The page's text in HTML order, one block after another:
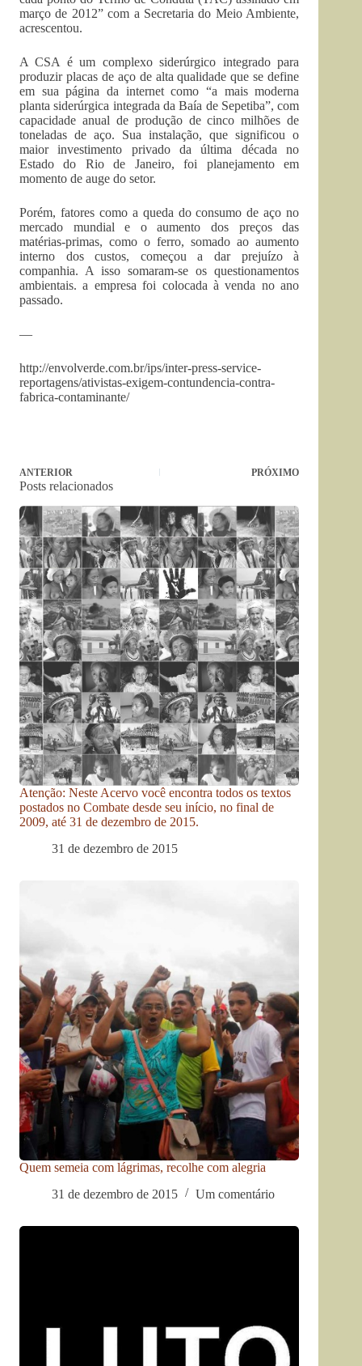
março de 2012” com a Secretaria do Meio Ambiente,
acrescentou.
A CSA é um complexo siderúrgico integrado para
produzir placas de aço de alta qualidade que se define
em sua página da internet como “a mais moderna
planta siderúrgica integrada da Baía de Sepetiba”, com
capacidade anual de produção de cinco milhões de
toneladas de aço. Sua instalação, que significou o
maior investimento privado da última década no
Estado do Rio de Janeiro, foi planejamento em
momento de auge do setor.
Porém, fatores como a queda do consumo de aço no
mercado mundial e o aumento dos preços das
matérias-primas, como o ferro, somado ao aumento
interno dos custos, começou a dar prejuízo à
companhia. A isso somaram-se os questionamentos
ambientais. a empresa foi colocada à venda no ano
passado.
—
http://envolverde.com.br/ips/inter-press-service-
reportagens/ativistas-exigem-contundencia-contra-
fabrica-contaminante/
ANTERIOR PRÓXIMO
Posts relacionados
Atenção: Neste Acervo você encontra todos os textos
postados no Combate desde seu início, no final de
2009, até 31 de dezembro de 2015.
31 de dezembro de 2015
Quem semeia com lágrimas, recolhe com alegria
31 de dezembro de 2015
Um comentário